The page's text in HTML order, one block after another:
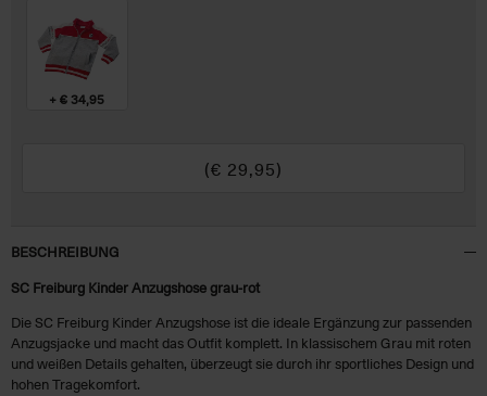
+ € 34,95
(€ 29,95)
BESCHREIBUNG
SC Freiburg Kinder Anzugshose grau-rot
Die SC Freiburg Kinder Anzugshose ist die ideale Ergänzung zur passenden
Anzugsjacke und macht das Outfit komplett. In klassischem Grau mit roten
und weißen Details gehalten, überzeugt sie durch ihr sportliches Design und
hohen Tragekomfort.